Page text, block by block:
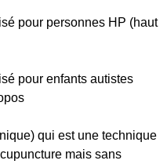
pour personnes HP (haut
pour enfants autistes
qui est une technique
mais sans